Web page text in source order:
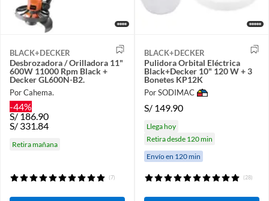
BLACK+DECKER
Desbrozadora / Orilladora 11"
600W 11000 Rpm Black +
Decker GL600N-B2.
Por Cahema.
-44%
S/186.90
S/ 331.84
Retira mañana
(7)
BLACK+DECKER
Pulidora Orbital Eléctrica
Black+Decker 10" 120 W + 3
Bonetes KP12K
Por SODIMAC
S/ 149.90
Llega hoy
Retira desde 120 min
Envío en 120 min
(28)